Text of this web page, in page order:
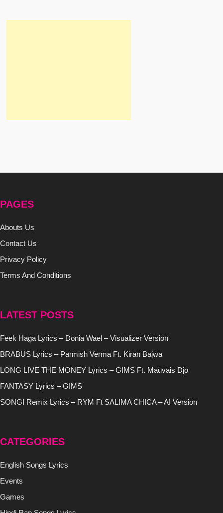
PAGES
Abouts Us
Contact Us
Privacy Policy
Terms And Conditions
LATEST POSTS
Feek Haga Lyrics – Donia Wael – Visualizer Version
BRABUS Lyrics – Parmish Verma Ft. Kiran Bajwa
LONG LIVE THE MONEY Lyrics – GIMS Ft. Mauvais Djo
FANTASY Lyrics – GIMS
SONGI Remix Lyrics – RYM Ft SALIMA CHICA – AI Version
CATEGORIES
English Songs Lyrics
Events
Games